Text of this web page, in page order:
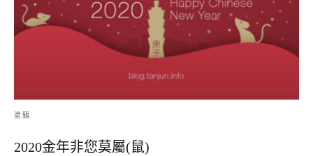
塗鴉
2020金年非您莫屬(鼠)